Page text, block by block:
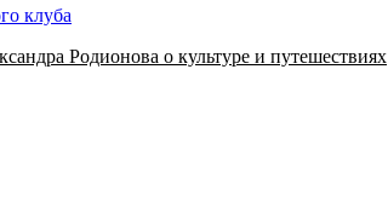
клуба
Родионова о культуре и путешествиях